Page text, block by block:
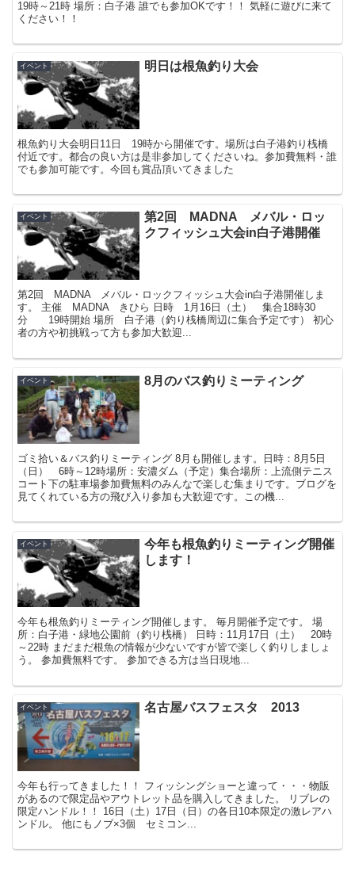
19時～21時 場所：白子港 誰でも参加OKです！！ 気軽に遊びに来て
ください！！
イベント 明日は根魚釣り大会
根魚釣り大会明日11日 19時から開催です。場所は白子港釣り桟橋
付近です。都合の良い方は是非参加してくださいね。参加費無料・誰
でも参加可能です。今回も賞品頂いてきました
イベント
第2回 MADNA メバル・ロッ
クフィッシュ大会in白子港開催
第2回 MADNA メバル・ロックフィッシュ大会in白子港開催しま
す。 主催 MADNA きひら 日時 1月16日（土） 集合18時30
分 19時開始 場所 白子港（釣り桟橋周辺に集合予定です） 初心
者の方や初挑戦って方も参加大歓迎...
イベント 8月のバス釣りミーティング
ゴミ拾い＆バス釣りミーティング 8月も開催します。日時：8月5日
（日） 6時～12時場所：安濃ダム（予定）集合場所：上流側テニス
コート下の駐車場参加費無料のみんなで楽しむ集まりです。ブログを
見てくれている方の飛び入り参加も大歓迎です。この機...
イベント
今年も根魚釣りミーティング開催
します！
今年も根魚釣りミーティング開催します。 毎月開催予定です。 場
所：白子港・緑地公園前（釣り桟橋） 日時：11月17日（土） 20時
～22時 まだまだ根魚の情報が少ないですが皆で楽しく釣りしましょ
う。 参加費無料です。 参加できる方は当日現地...
イベント 名古屋バスフェスタ 2013
今年も行ってきました！！ フィッシングショーと違って・・・物販
があるので限定品やアウトレット品を購入してきました。 リブレの
限定ハンドル！！ 16日（土）17日（日）の各日10本限定の激レアハ
ンドル。 他にもノブ×3個 セミコン...